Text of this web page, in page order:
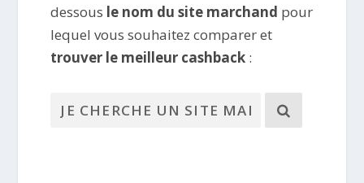
dessous le nom du site marchand pour
lequel vous souhaitez comparer et
trouver le meilleur cashback :